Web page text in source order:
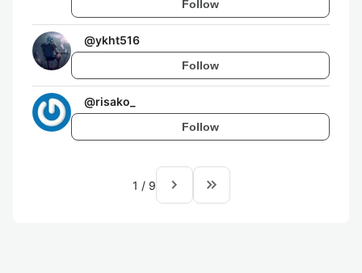
Follow
@ykht516
Follow
@risako_
Follow
1 / 9 navigate_next keyboard_double_arrow_right